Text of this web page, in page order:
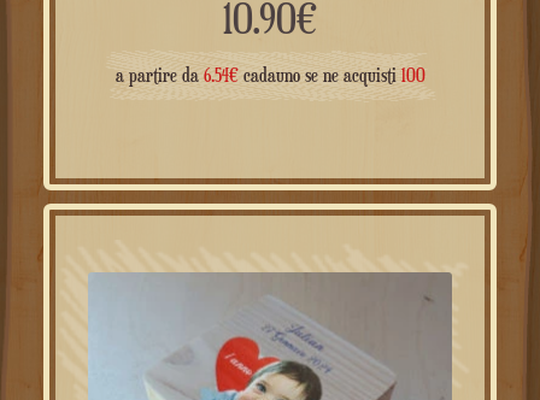
10.90€
a partire da 6.54€cadauno se ne acquisti 100